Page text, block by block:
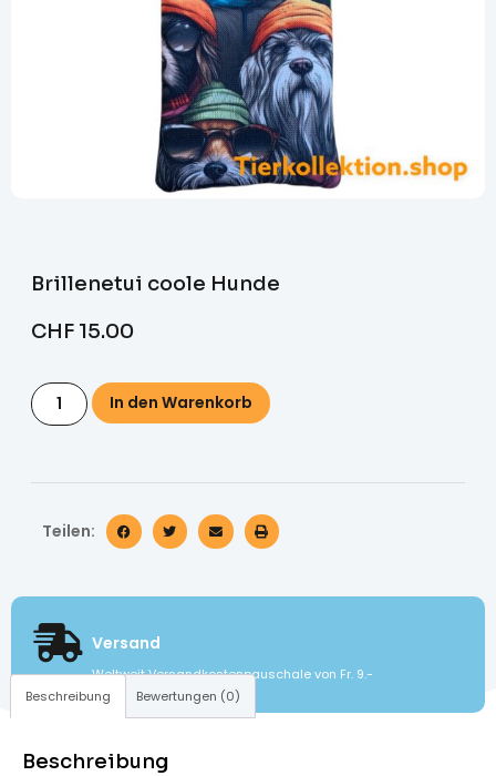
Brillenetui coole Hunde
CHF 15.00
In den Warenkorb
Teilen:
Versand
Weltweit Versandkostenpauschale von Fr. 9.-
Beschreibung Bewertungen (0)
Beschreibung